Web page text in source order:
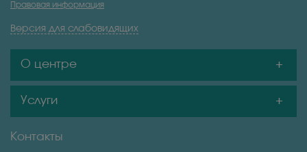
Правовая информация
Версия для слабовидящих
О центре
Услуги
Контакты